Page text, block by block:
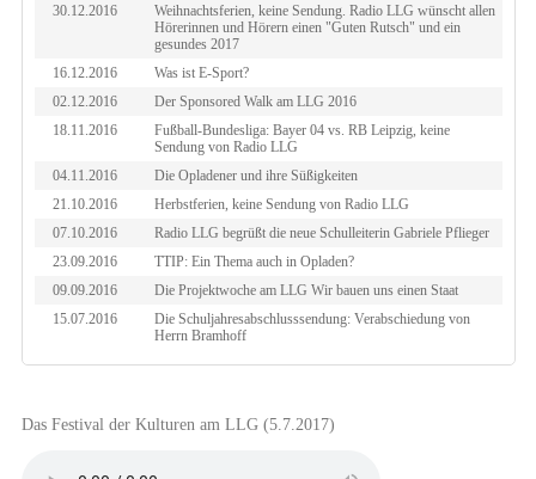
30.12.2016
Weihnachtsferien, keine Sendung. Radio LLG wünscht allen
Hörerinnen und Hörern einen "Guten Rutsch" und ein
gesundes 2017
16.12.2016
Was ist E-Sport?
02.12.2016
Der Sponsored Walk am LLG 2016
18.11.2016
Fußball-Bundesliga: Bayer 04 vs. RB Leipzig, keine
Sendung von Radio LLG
04.11.2016
Die Opladener und ihre Süßigkeiten
21.10.2016
Herbstferien, keine Sendung von Radio LLG
07.10.2016
Radio LLG begrüßt die neue Schulleiterin Gabriele Pflieger
23.09.2016
TTIP: Ein Thema auch in Opladen?
09.09.2016
Die Projektwoche am LLG Wir bauen uns einen Staat
15.07.2016
Die Schuljahresabschlusssendung: Verabschiedung von
Herrn Bramhoff
Das Festival der Kulturen am LLG (5.7.2017)